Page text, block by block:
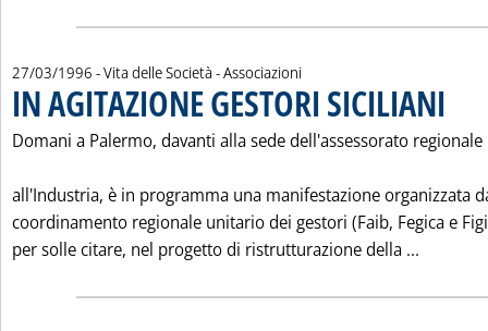
27/03/1996 - Vita delle Società - Associazioni
IN AGITAZIONE GESTORI SICILIANI
Domani a Palermo, davanti alla sede dell'assessorato regionale
all'Industria, è in programma una manifestazione organizzata
coordinamento regionale unitario dei gestori (Faib, Fegica e
per solle citare, nel progetto di ristrutturazione della ...